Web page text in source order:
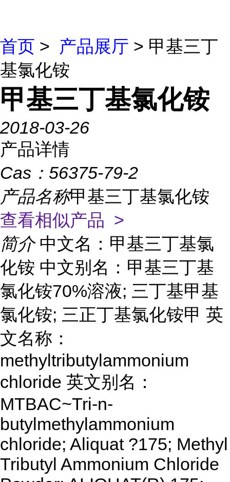
首页 > 产品展厅 > 甲基三丁
基氯化铵
甲基三丁基氯化铵
2018-03-26
产品详情
Cas： 56375-79-2
产品名称甲基三丁基氯化铵
查看相似产品 >
简介 中文名：甲基三丁基氯
化铵 中文别名：甲基三丁基
氯化铵70%溶液; 三丁基甲基
氯化铵; 三正丁基氯化铵甲 英
文名称：
methyltributylammonium
chloride 英文别名：
MTBAC~Tri-n-
butylmethylammonium
chloride; Aliquat ?175; Methyl
Tributyl Ammonium Chloride